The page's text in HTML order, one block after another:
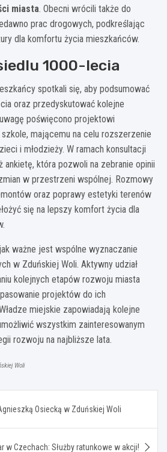
miasta. Obecni wrócili także do
prac drogowych, podkreślając
dla komfortu życia mieszkańców.
1000-lecia
spotkali się, aby podsumować
oraz przedyskutować kolejne
poświęcono projektowi
mającemu na celu rozszerzenie
i młodzieży. W ramach konsultacji
która pozwoli na zebranie opinii
w przestrzeni wspólnej. Rozmowy
oraz poprawy estetyki terenów
się na lepszy komfort życia dla
ważne jest wspólne wyznaczanie
w Zduńskiej Woli. Aktywny udział
kolejnych etapów rozwoju miasta
projektów do ich
miejskie zapowiadają kolejne
wszystkim zainteresowanym
rozwoju na najbliższe lata.
Woli
Osiecką w Zduńskiej Woli
w Czechach: Służby ratunkowe w akcji!